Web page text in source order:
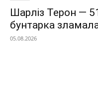
Шарліз Терон —
бунтарка
05.08.2026